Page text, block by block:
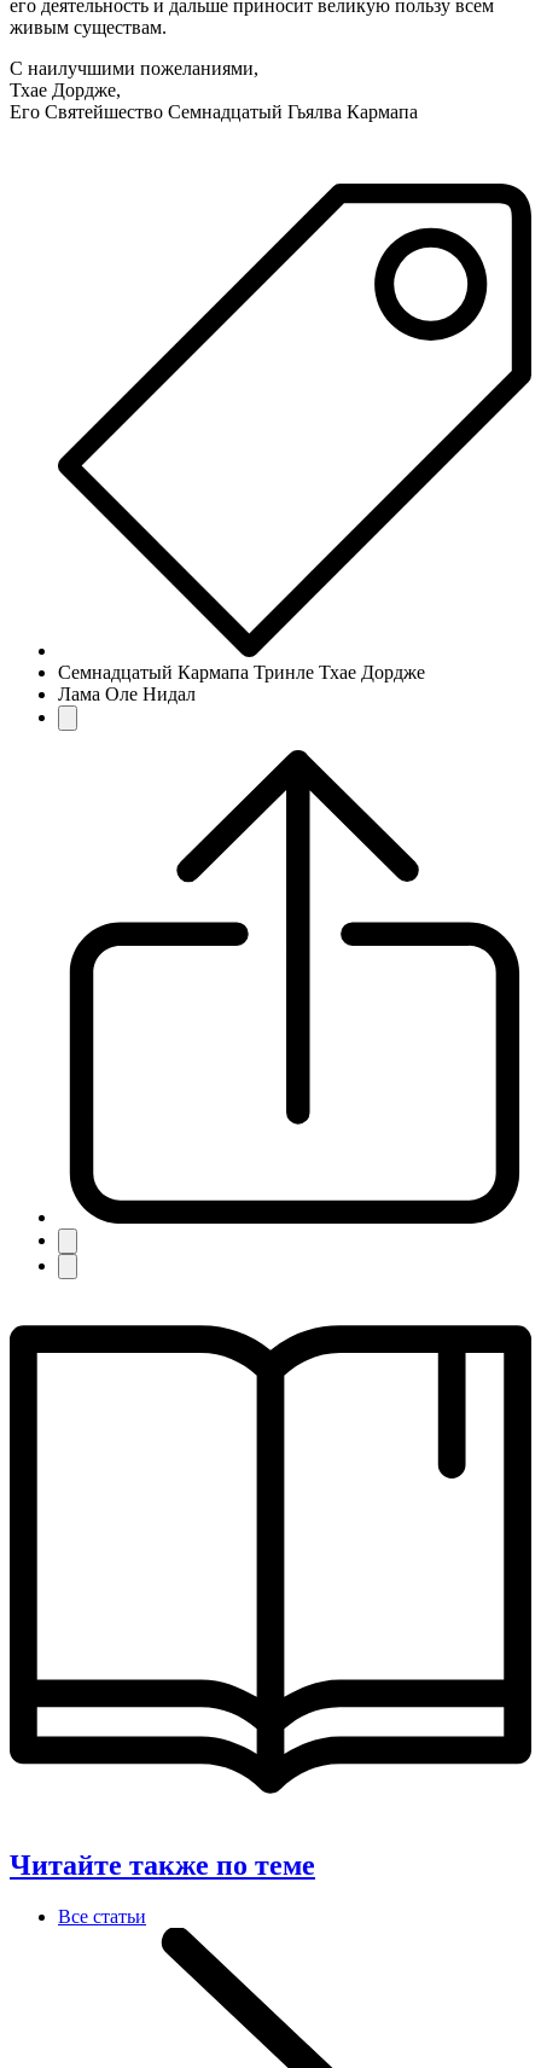
его деятельность и дальше приносит великую пользу всем
живым существам.
С наилучшими пожеланиями,
Тхае Дордже,
Его Святейшество Семнадцатый Гьялва Кармапа
Семнадцатый Кармапа Тринле Тхае Дордже
Лама Оле Нидал
Читайте также по теме
Все статьи